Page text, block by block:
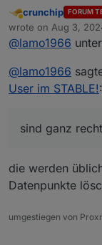
Away
crunchip FORUM
wrote on Aug 3,
last edited by
@lamo1966
@lamo1966
User im STABLE!:
sind ganz
die werden
Datenpunkte
umgestiegen von